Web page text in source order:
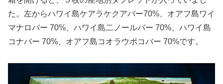
た。左からハワイ島ケアラケクアバー70%、オアフ島ワイ
マナロバー 70%、ハワイ島二ノールバー 70%、ハワイ島
コナバー 70%、オアフ島コオラウポコバー 70%です。